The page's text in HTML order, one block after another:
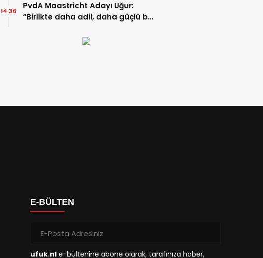
PvdA Maastricht Adayı Uğur:
“Birlikte daha adil, daha güçlü bir
14:36
E-BÜLTEN
ufuk.nl e-bültenine abone olarak, tarafınıza haber,